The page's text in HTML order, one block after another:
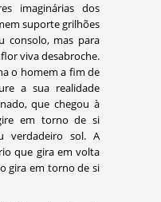
imaginárias dos
suporte grilhões
consolo, mas para
viva desabroche.
o homem a fim de
a sua realidade
que chegou à
em torno de si
verdadeiro sol. A
que gira em volta
gira em torno de si